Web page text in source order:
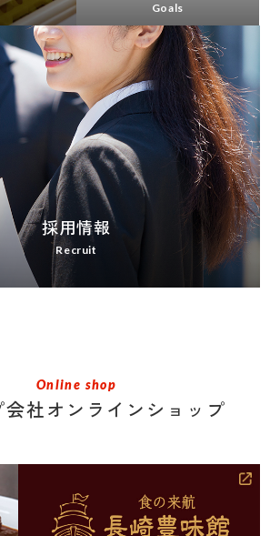
Goals
採用情報
Recruit
Online shop
会社オンラインショップ